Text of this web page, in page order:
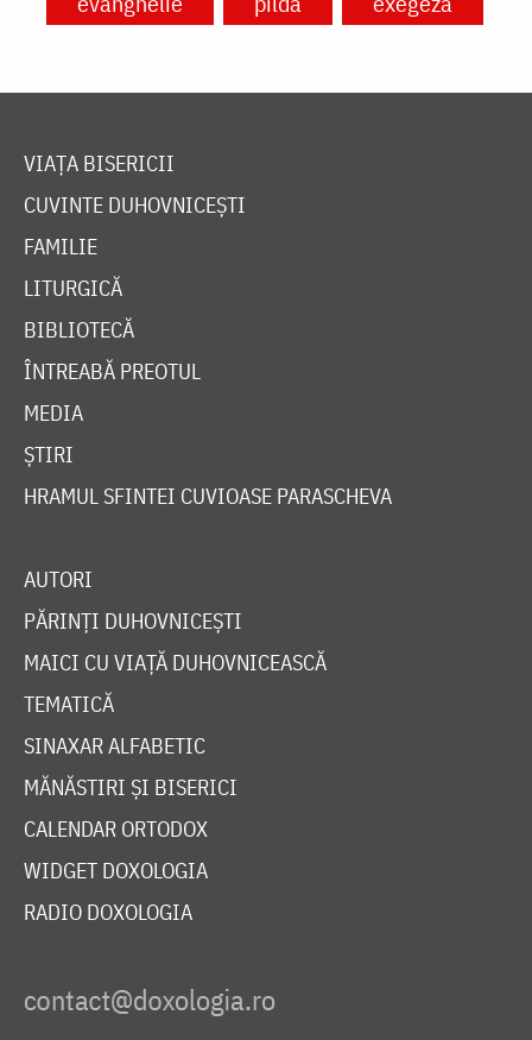
VIAȚA BISERICII
CUVINTE DUHOVNICEȘTI
FAMILIE
LITURGICĂ
BIBLIOTECĂ
ÎNTREABĂ PREOTUL
MEDIA
ȘTIRI
HRAMUL SFINTEI CUVIOASE PARASCHEVA
AUTORI
PĂRINȚI DUHOVNICEȘTI
MAICI CU VIAȚĂ DUHOVNICEASCĂ
TEMATICĂ
SINAXAR ALFABETIC
MĂNĂSTIRI ȘI BISERICI
CALENDAR ORTODOX
WIDGET DOXOLOGIA
RADIO DOXOLOGIA